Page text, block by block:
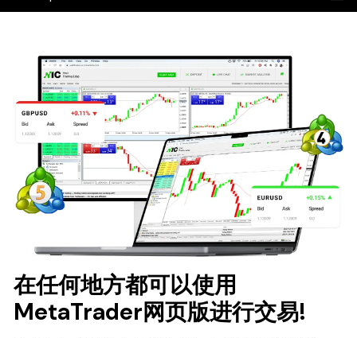
在任何地方都可以使用
MetaTrader网页版进行交易!